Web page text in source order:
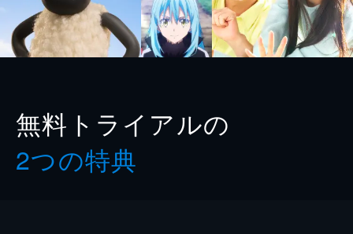
無料トライアルの
2つの特典